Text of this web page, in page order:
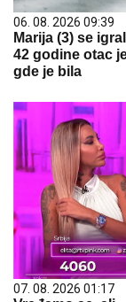
06. 08. 2026 09:39
Marija (3) se
42 godine otac
gde je bila
07. 08. 2026 01:17